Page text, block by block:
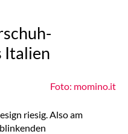
Italien
Foto: momino.it
riesig. Also am